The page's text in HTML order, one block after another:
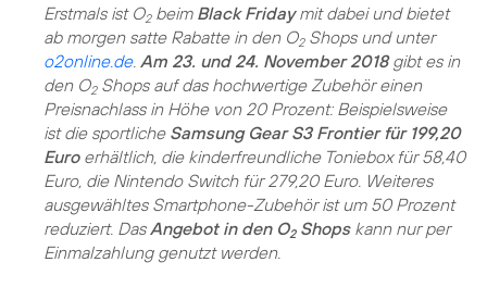
Erstmals ist O2beim Black Fridaymit dabei und bietet
ab morgen satte Rabatte in den O2Shops und unter
o2online.de. Am 23. und 24. November 2018gibt es in
den O2Shops auf das hochwertige Zubehör einen
Preisnachlass in Höhe von 20 Prozent: Beispielsweise
ist die sportliche Samsung Gear S3 Frontier für 199,20
Euroerhältlich, die kinderfreundliche Toniebox für 58,40
Euro, die Nintendo Switch für 279,20 Euro. Weiteres
ausgewähltes Smartphone-Zubehör ist um 50 Prozent
reduziert. DasAngebot in den O2Shopskann nur per
Einmalzahlung genutzt werden.